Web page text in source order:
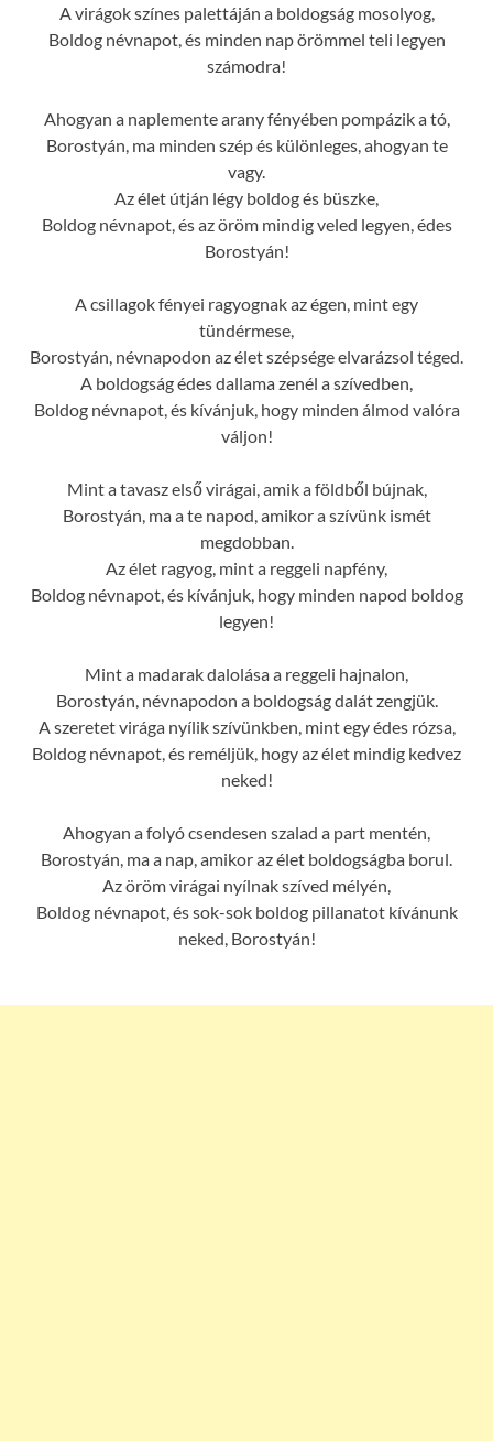
A virágok színes palettáján a boldogság mosolyog,
Boldog névnapot, és minden nap örömmel teli legyen
számodra!
Ahogyan a naplemente arany fényében pompázik a tó,
Borostyán, ma minden szép és különleges, ahogyan te
vagy.
Az élet útján légy boldog és büszke,
Boldog névnapot, és az öröm mindig veled legyen, édes
Borostyán!
A csillagok fényei ragyognak az égen, mint egy
tündérmese,
Borostyán, névnapodon az élet szépsége elvarázsol téged.
A boldogság édes dallama zenél a szívedben,
Boldog névnapot, és kívánjuk, hogy minden álmod valóra
váljon!
Mint a tavasz első virágai, amik a földből bújnak,
Borostyán, ma a te napod, amikor a szívünk ismét
megdobban.
Az élet ragyog, mint a reggeli napfény,
Boldog névnapot, és kívánjuk, hogy minden napod boldog
legyen!
Mint a madarak dalolása a reggeli hajnalon,
Borostyán, névnapodon a boldogság dalát zengjük.
A szeretet virága nyílik szívünkben, mint egy édes rózsa,
Boldog névnapot, és reméljük, hogy az élet mindig kedvez
neked!
Ahogyan a folyó csendesen szalad a part mentén,
Borostyán, ma a nap, amikor az élet boldogságba borul.
Az öröm virágai nyílnak szíved mélyén,
Boldog névnapot, és sok-sok boldog pillanatot kívánunk
neked, Borostyán!